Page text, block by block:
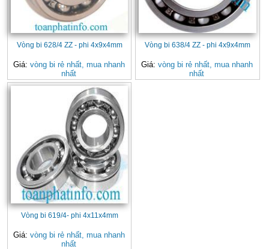
Vòng bi 628/4 ZZ - phi 4x9x4mm
Giá: vòng bi rẻ nhất, mua nhanh
nhất
Vòng bi 638/4 ZZ - phi 4x9x4mm
Giá: vòng bi rẻ nhất, mua nhanh
nhất
Vòng bi 619/4- phi 4x11x4mm
Giá: vòng bi rẻ nhất, mua nhanh
nhất